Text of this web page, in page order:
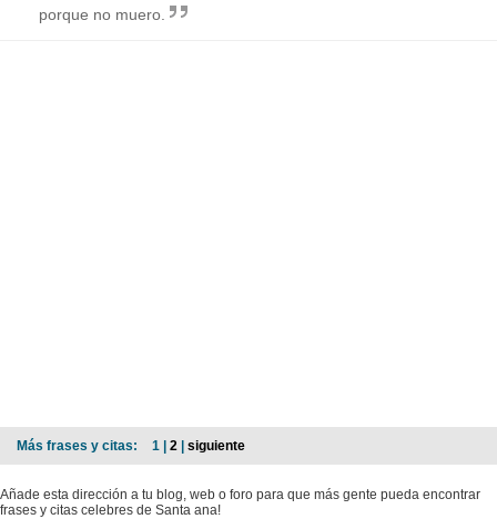
porque no muero.
Más frases y citas: 1 | 2 | siguiente
Añade esta dirección a tu blog, web o foro para que más gente pueda encontrar
frases y citas celebres de Santa ana!